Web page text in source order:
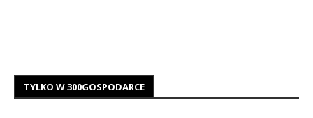
TYLKO W 300GOSPODARCE